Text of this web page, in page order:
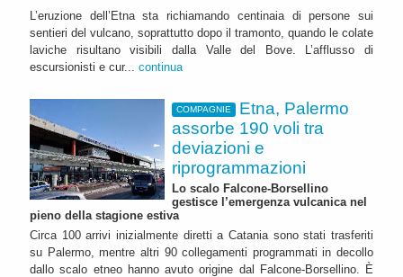
L’eruzione dell’Etna sta richiamando centinaia di persone sui
sentieri del vulcano, soprattutto dopo il tramonto, quando le colate
laviche risultano visibili dalla Valle del Bove. L’afflusso di
escursionisti e cur... continua
COMPAGNIE
Etna, Palermo
assorbe 190 voli tra
deviazioni e
riprogrammazioni
Lo scalo Falcone-Borsellino
gestisce l’emergenza vulcanica nel
pieno della stagione estiva
Circa 100 arrivi inizialmente diretti a Catania sono stati trasferiti
su Palermo, mentre altri 90 collegamenti programmati in decollo
dallo scalo etneo hanno avuto origine dal Falcone-Borsellino. È